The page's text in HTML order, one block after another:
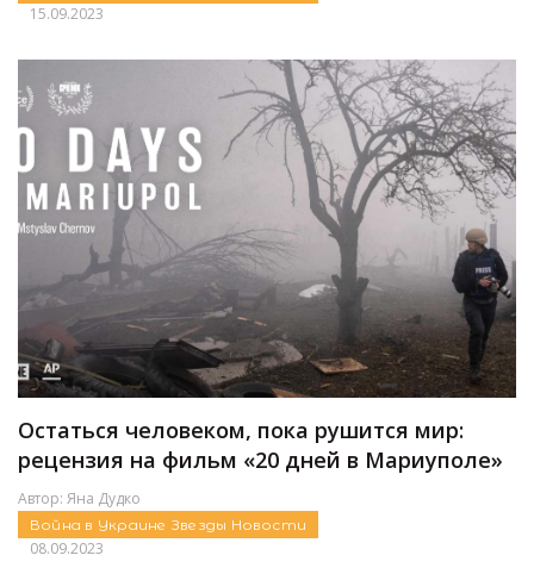
15.09.2023
Остаться человеком, пока рушится мир:
рецензия на фильм «20 дней в Мариуполе»
Автор: Яна Дудко
Война в Украине Звезды Новости
08.09.2023